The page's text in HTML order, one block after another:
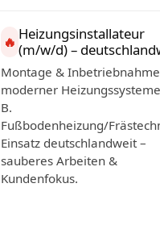
🔥 Heizungsinstallateur
(m/w/d) –
Montage & Inbetriebnahme
moderner
B.
Fußbodenheizung/
Einsatz deutschlandweit –
sauberes Arbeiten &
Kundenfokus.